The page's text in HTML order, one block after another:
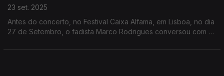
23 set. 2025
Antes do concerto, no Festival Caixa Alfama, em Lisboa, no dia
27 de Setembro, o fadista Marco Rodrigues conversou com o